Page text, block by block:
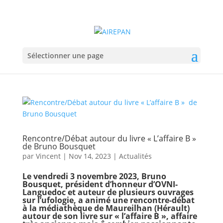
Sélectionner une page
Rencontre/Débat autour du livre « L’affaire B »
de Bruno Bousquet
par Vincent| Nov 14, 2023 | Actualités
Le vendredi 3 novembre 2023, Bruno
Bousquet, président d’honneur d’OVNI-
Languedoc et auteur de plusieurs ouvrages
sur l’ufologie, a animé une rencontre-débat
à la médiathèque de Maureilhan (Hérault)
autour de son livre sur « l’affaire B », affaire